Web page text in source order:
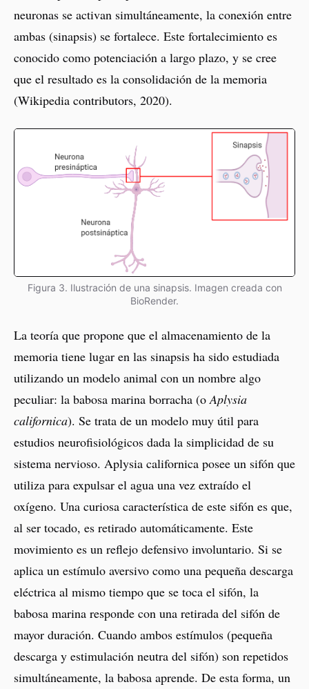
neuronas se activan simultáneamente, la conexión entre
ambas (sinapsis) se fortalece. Este fortalecimiento es
conocido como potenciación a largo plazo, y se cree
que el resultado es la consolidación de la memoria
(Wikipedia contributors, 2020).
Figura 3. Ilustración de una sinapsis. Imagen creada con
BioRender.
La teoría que propone que el almacenamiento de la
memoria tiene lugar en las sinapsis ha sido estudiada
utilizando un modelo animal con un nombre algo
peculiar: la babosa marina borracha (oAplysia
californica). Se trata de un modelo muy útil para
estudios neurofisiológicos dada la simplicidad de su
sistema nervioso. Aplysia californica posee un sifón que
utiliza para expulsar el agua una vez extraído el
oxígeno. Una curiosa característica de este sifón es que,
al ser tocado, es retirado automáticamente. Este
movimiento es un reflejo defensivo involuntario. Si se
aplica un estímulo aversivo como una pequeña descarga
eléctrica al mismo tiempo que se toca el sifón, la
babosa marina responde con una retirada del sifón de
mayor duración. Cuando ambos estímulos (pequeña
descarga y estimulación neutra del sifón) son repetidos
simultáneamente, la babosa aprende. De esta forma, un